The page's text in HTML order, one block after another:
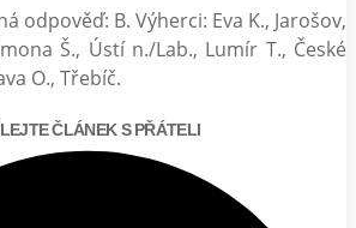
odpověď: B. Výherci: Eva K., Jarošov,
Š., Ústí n./Lab., Lumír T., České
O., Třebíč.
ČLÁNEK S PŘÁTELI